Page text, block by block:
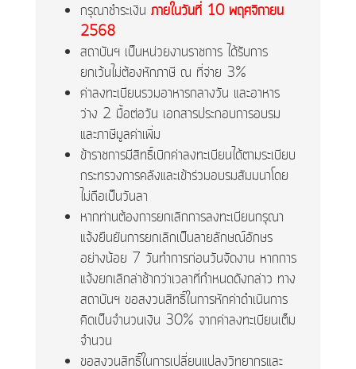
กรุณาชำระเงิน ภายในวันที่ 10 พฤศจิกายน
2568
สถาบันฯ เป็นหน่วยงานราชการ ได้รับการ
ยกเว้นไม่ต้องหักภาษี ณ ที่จ่าย 3%
ค่าลงทะเบียนรวมอาหารกลางวัน และอาหาร
ว่าง 2 มื้อต่อวัน เอกสารประกอบการอบรม
และภาษีมูลค่าเพิ่ม
ข้าราชการมีสิทธิ์เบิกค่าลงทะเบียนได้ตามระเบียบ
กระทรวงการคลังและเข้าร่วมอบรมสัมมนาโดย
ไม่ถือเป็นวันลา
หากท่านต้องการยกเลิกการลงทะเบียนกรุณา
แจ้งยืนยันการยกเลิกเป็นลายลักษณ์อักษร
อย่างน้อย 7 วันทำการก่อนวันจัดงาน หากการ
แจ้งยกเลิกล่าช้ากว่าเวลาที่กำหนดดังกล่าว ทาง
สถาบันฯ ขอสงวนสิทธิ์ในการหักค่าดำเนินการ
คิดเป็นจำนวนเงิน 30% จากค่าลงทะเบียนเต็ม
จำนวน
ขอสงวนสิทธิ์ในการเปลี่ยนแปลงวิทยากรและ